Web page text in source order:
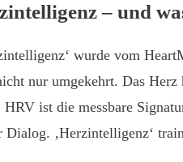
– und
wurde vom
nur umgekehrt. Das
ist die messbare
Dialog. ‚Herzintelligenz‘